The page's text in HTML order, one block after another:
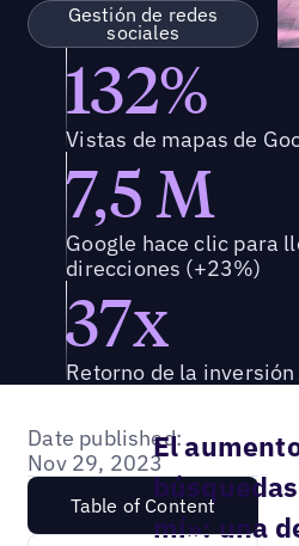
Gestión de redes
sociales
132%
Vistas de mapas de
7,5 M
Google hace clic para
direcciones (+23%)
37x
Retorno de la
Date published:
Nov 29, 2023
Table of Content
El
mí»: una